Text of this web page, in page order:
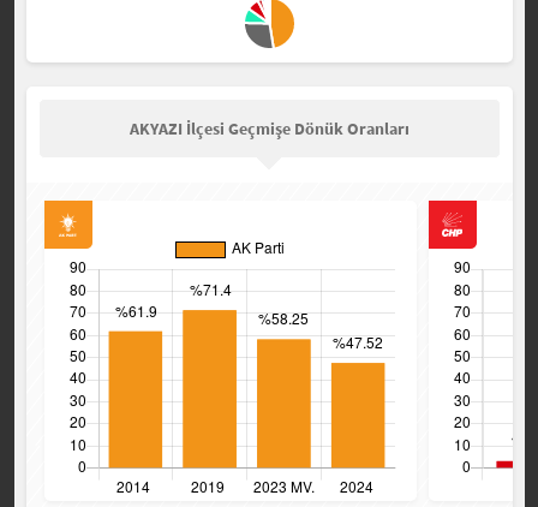
AKYAZI İlçesi Geçmişe Dönük Oranları